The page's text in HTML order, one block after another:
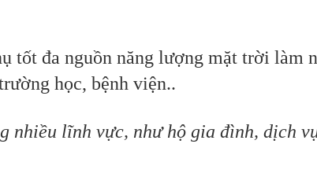
tốt đa nguồn năng lượng mặt trời làm
học, bệnh viện..
nhiều lĩnh vực, như hộ gia đình, dịch